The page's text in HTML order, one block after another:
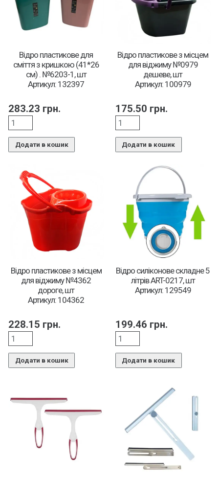
Відро пластикове для
сміття з кришкою (41*26
см) . №6203-1, шт
Артикул: 132397
283.23 грн.
Додати в кошик
Відро пластикове з місцем
для віджиму №0979
дешеве, шт
Артикул: 100979
175.50 грн.
Додати в кошик
Відро пластикове з місцем
для віджиму №4362
дороге, шт
Артикул: 104362
228.15 грн.
Додати в кошик
Відро силіконове складне 5
літрів ART-0217, шт
Артикул: 129549
199.46 грн.
Додати в кошик